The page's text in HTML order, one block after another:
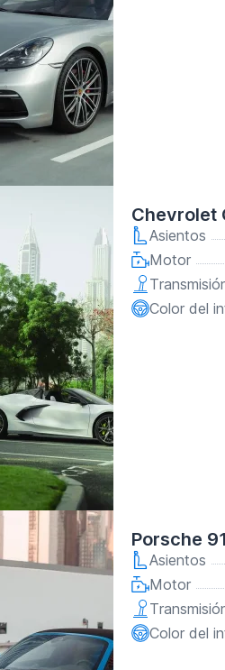
Chevrolet
Asientos
Motor
Color del
Porsche
Asientos
Motor
Color del